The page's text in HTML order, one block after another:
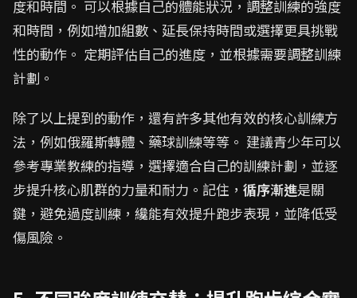
度和時間。 可以根據自己的體能狀況，調整訓練的強度
和時間，例如增加組數、延長保持時間或選擇更具挑戰
性的動作。 定期評估自己的進度，並根據需要調整訓練
計劃。
除了以上提到的動作，還有許多其他有效的核心訓練方
法，例如俄羅斯轉體、藥球訓練等等。 建議青少年可以
參考專業教練的指導，選擇適合自己的訓練計劃，並逐
步提升核心肌群的力量和耐力。記住， 循序漸進是關
鍵，避免過度訓練，纔能有效提升跑步表現，並降低受
傷風險。